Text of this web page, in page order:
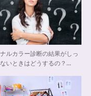
ルカラー診断の結果がしっ
いときはどうするの？…